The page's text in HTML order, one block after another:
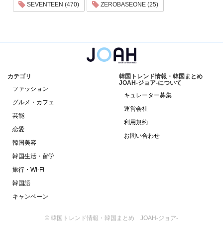
SEVENTEEN (470) ZEROBASEONE (25)
カテゴリ
ファッション
グルメ・カフェ
芸能
恋愛
韓国美容
韓国生活・留学
旅行・Wi-Fi
韓国語
キャンペーン
韓国トレンド情報・韓国まとめ
JOAH-ジョア-について
キュレーター募集
運営会社
利用規約
お問い合わせ
© 韓国トレンド情報・韓国まとめ JOAH-ジョア-